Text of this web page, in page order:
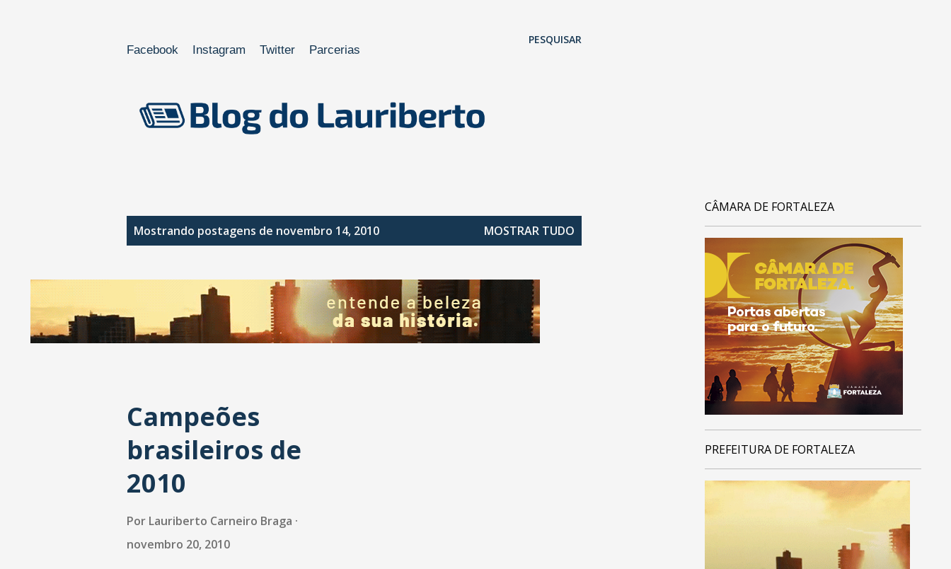
Facebook Instagram Twitter Parcerias
PESQUISAR
s
t
a
Mostrando postagens de novembro 14, 2010 MOSTRAR TUDO
Campeões
brasileiros de
2010
Por Lauriberto Carneiro Braga
novembro 20, 2010
CÂMARA DE FORTALEZA
PREFEITURA DE FORTALEZA